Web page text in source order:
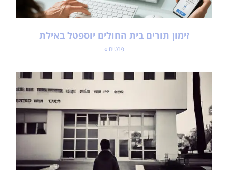
זימון תורים בית החולים יוספטל באילת
פרטים »